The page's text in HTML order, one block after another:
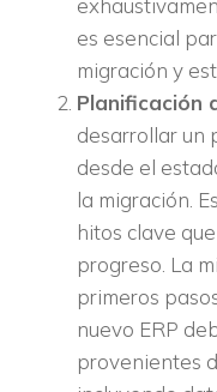
es esencial
migración y
Planificación
desarrollar un
desde el
la migración.
hitos clave
progreso. La
primeros
nuevo ERP
provenientes